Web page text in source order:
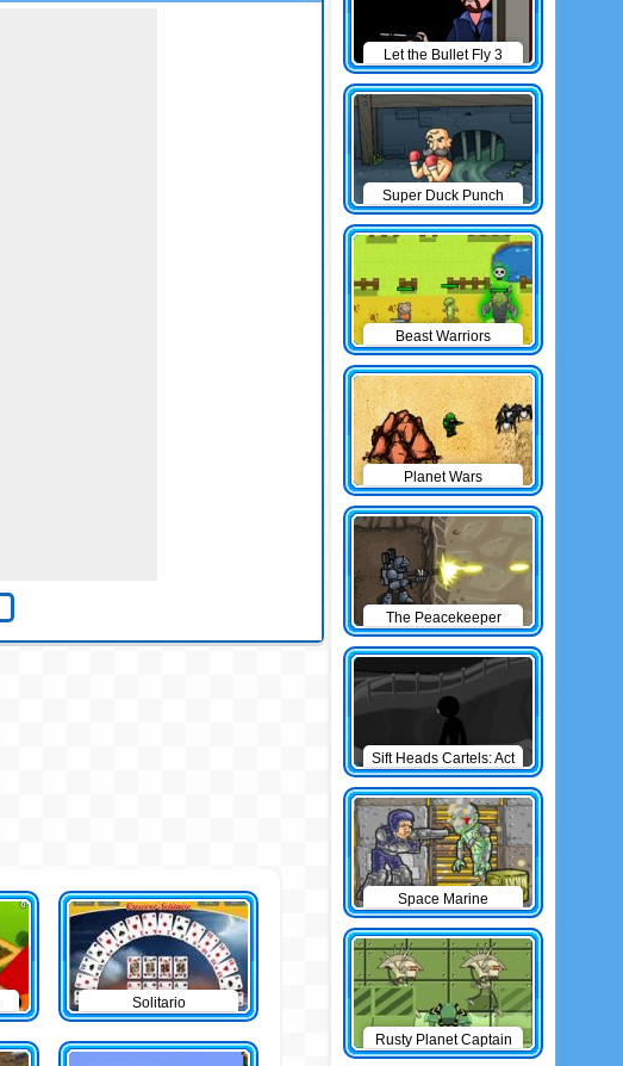
Solitario
Let the Bullet Fly 3
Super Duck Punch
Beast Warriors
Planet Wars
The Peacekeeper
Sift Heads Cartels: Act
1
Space Marine
Rusty Planet Captain
Zorro